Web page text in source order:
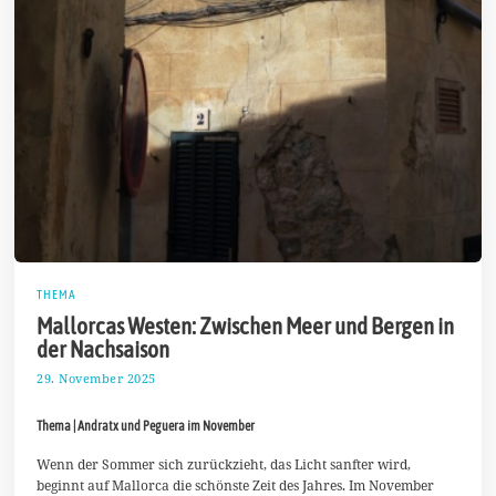
THEMA
Mallorcas Westen: Zwischen Meer und Bergen in
der Nachsaison
29. November 2025
D
z
Thema | Andratx und Peguera im November
Wenn der Sommer sich zurückzieht, das Licht sanfter wird,
beginnt auf Mallorca die schönste Zeit des Jahres. Im November